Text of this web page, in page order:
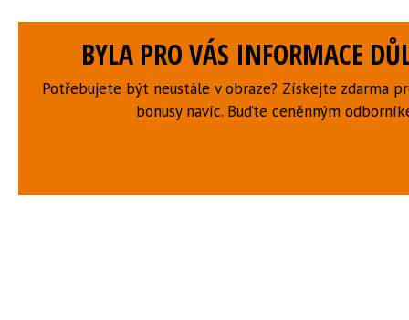
BYLA PRO VÁS INFORMACE
Potřebujete být neustále v obraze? Získejte zdarma
bonusy navíc. Buďte ceněnným